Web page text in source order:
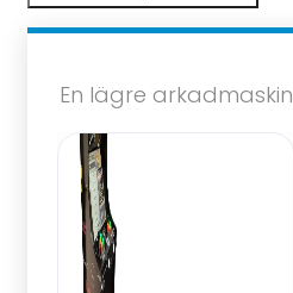
En lägre arkadmaskin